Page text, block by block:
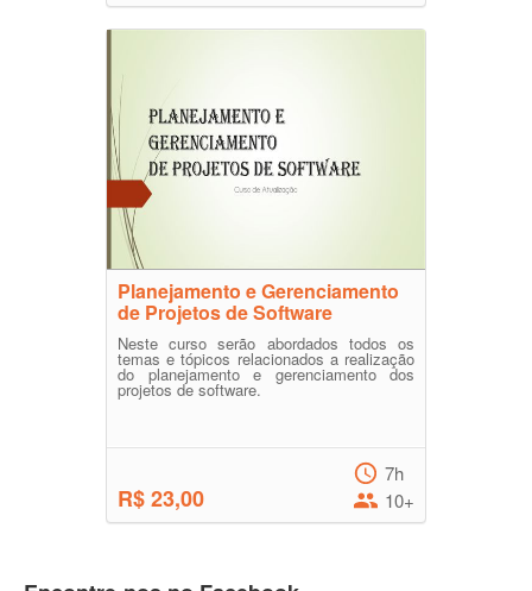
Planejamento e Gerenciamento
de Projetos de Software
Neste curso serão abordados todos os
temas e tópicos relacionados a realização
do planejamento e gerenciamento dos
projetos de software.
R$ 23,00
7h
10+